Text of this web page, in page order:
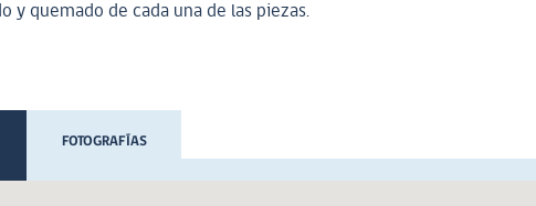
y quemado de cada una de las piezas.
FOTOGRAFÍAS